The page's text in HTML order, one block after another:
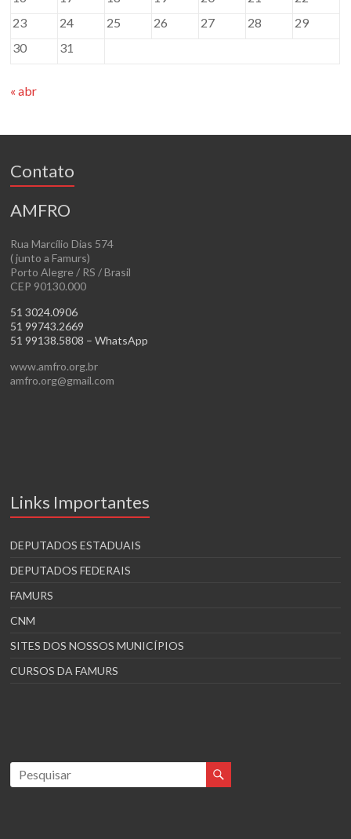
23
24 25 26 27 28
29
30
31
« abr
Contato
AMFRO
Rua Marcílio Dias 574
( junto a Famurs)
Porto Alegre / RS / Brasil
CEP 90130.000
51 3024.0906
51 99743.2669
51 99138.5808 – WhatsApp
www.amfro.org.br
amfro.org@gmail.com
Links Importantes
DEPUTADOS ESTADUAIS
DEPUTADOS FEDERAIS
FAMURS
CNM
SITES DOS NOSSOS MUNICÍPIOS
CURSOS DA FAMURS